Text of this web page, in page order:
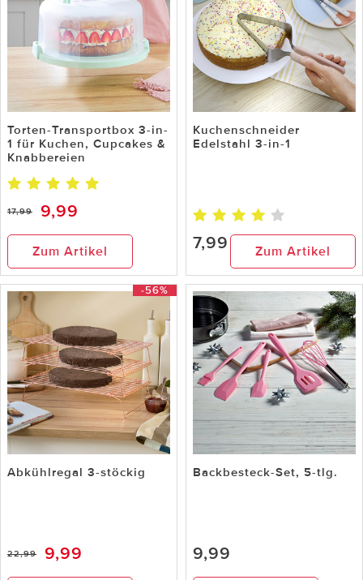
Torten-Transportbox 3-in-
1 für Kuchen, Cupcakes &
Knabbereien
17,99 9,99
Zum Artikel
Kuchenschneider
Edelstahl 3-in-1
7,99 Zum Artikel
-56%
Abkühlregal 3-stöckig
22,99 9,99
Backbesteck-Set, 5-tlg.
9,99